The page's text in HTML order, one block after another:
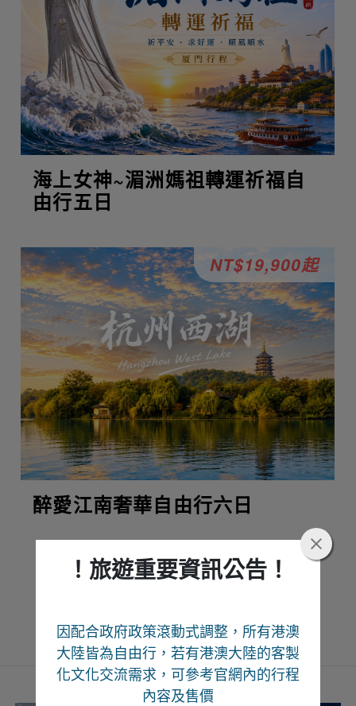
！旅遊重要資訊公告！
因配合政府政策滾動式調整，所有港澳
大陸皆為自由行，若有港澳大陸的客製
化文化交流需求，可參考官網內的行程
內容及售價
海上女神~湄洲媽祖轉運祈福自
由行五日
醉愛江南奢華自由行六日
NT$19,900起
Recommend